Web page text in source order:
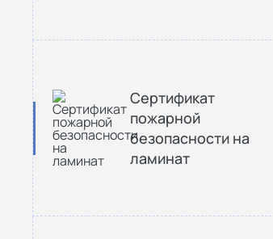
Сертификат
пожарной
безопасности на
ламинат